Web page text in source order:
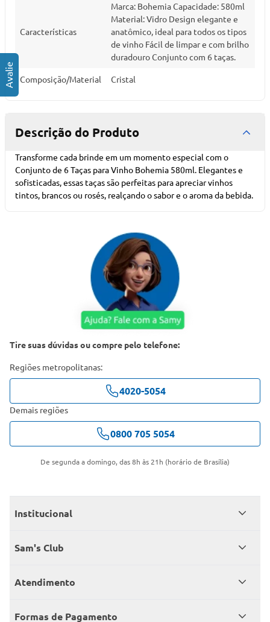
Características
Marca: Bohemia Capacidade: 580ml
Material: Vidro Design elegante e
anatômico, ideal para todos os tipos
de vinho Fácil de limpar e com brilho
duradouro Conjunto com 6 taças.
Composição/Material Cristal
Descrição do Produto
Transforme cada brinde em um momento especial com o
Conjunto de 6 Taças para Vinho Bohemia 580ml. Elegantes e
sofisticadas, essas taças são perfeitas para apreciar vinhos
tintos, brancos ou rosés, realçando o sabor e o aroma da bebida.
Tire suas dúvidas ou compre pelo telefone:
Regiões metropolitanas:
4020-5054
Demais regiões
0800 705 5054
De segunda a domingo, das 8h às 21h (horário de Brasília)
Institucional
Quem somos
Encontre um Clube
Sam's Club
Seja sócio
Atendimento
Fale conosco
Formas de Pagamento